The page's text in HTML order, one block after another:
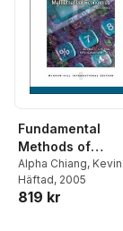
Fundamental
Methods of
Mathematical
Economics
Alpha Chiang, Kevin
Wainwright
Häftad, 2005
819 kr